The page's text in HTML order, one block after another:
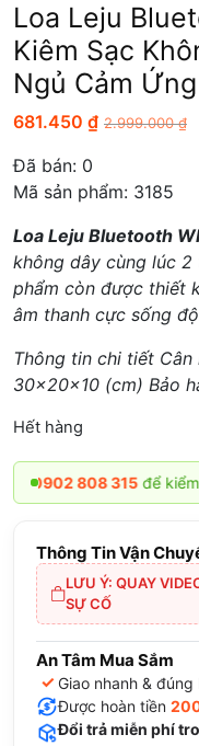
Loa Leju
Kiêm Sạc
Ngủ Cảm Ứng
681.450 ₫ 2.999.000₫
Đã bán: 0
Mã sản phẩm: 3185
Loa Leju Bluetooth
không dây cùng lúc 2
phẩm còn được thiết
âm thanh cực sống
Thông tin chi tiết
30x20x10 (cm) Bảo
Hết hàng
808 315để kiểm tra
Thông Tin Vận
LƯU Ý: QUAY
SỰ CỐ
An Tâm Mua Sắm
✓ Giao nhanh & đúng
Được hoàn tiền
Đổi trả miễn phí